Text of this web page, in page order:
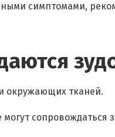
симптомами,
окружающих тканей.
сопровождаться